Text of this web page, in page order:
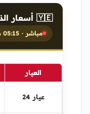
🇾🇪 أسعار الذهب في عدن (YER)
مباشر · 05:15 صباحًا
العيار
عيار 24